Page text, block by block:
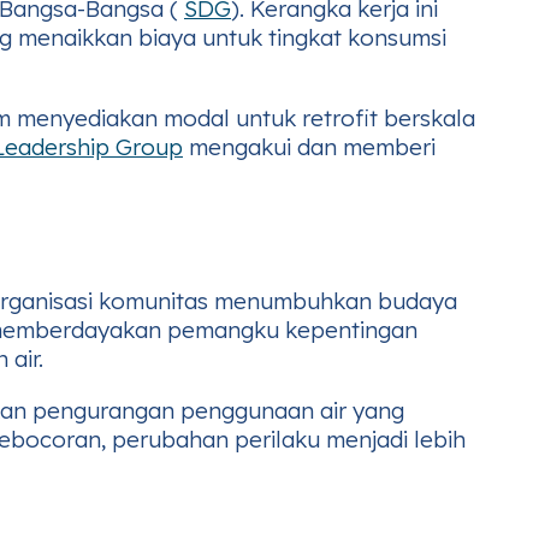
Bangsa ( SDG). Kerangka kerja ini
menaikkan biaya untuk tingkat konsumsi
menyediakan modal untuk retrofit berskala
Group mengakui dan memberi
komunitas menumbuhkan budaya
pemangku kepentingan
air.
pengurangan penggunaan air yang
perubahan perilaku menjadi lebih